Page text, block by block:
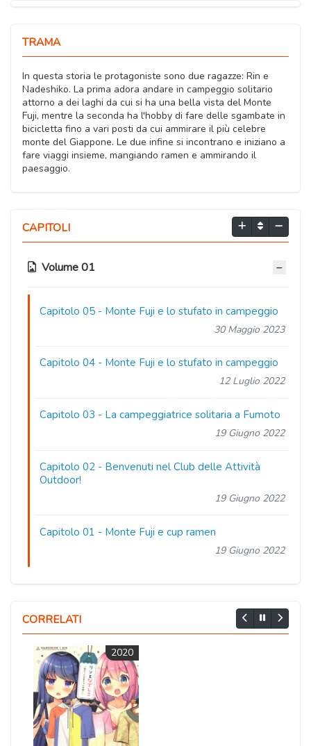
TRAMA
In questa storia le protagoniste sono due ragazze: Rin e
Nadeshiko. La prima adora andare in campeggio solitario
attorno a dei laghi da cui si ha una bella vista del Monte
Fuji, mentre la seconda ha l'hobby di fare delle sgambate in
bicicletta fino a vari posti da cui ammirare il più celebre
monte del Giappone. Le due infine si incontrano e iniziano a
fare viaggi insieme, mangiando ramen e ammirando il
paesaggio.
CAPITOLI
Volume 01
Capitolo 05 - Monte Fuji e lo stufato in campeggio
30 Maggio 2023
Capitolo 04 - Monte Fuji e lo stufato in campeggio
12 Luglio 2022
Capitolo 03 - La campeggiatrice solitaria a Fumoto
19 Giugno 2022
Capitolo 02 - Benvenuti nel Club delle Attività
Outdoor!
19 Giugno 2022
Capitolo 01 - Monte Fuji e cup ramen
19 Giugno 2022
CORRELATI
2020